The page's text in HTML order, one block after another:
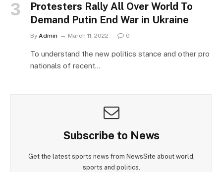
Protesters Rally All Over World To
Demand Putin End War in Ukraine
By Admin March 11, 2022 0
To understand the new politics stance and other pro
nationals of recent…
Subscribe to News
Get the latest sports news from NewsSite about world,
sports and politics.